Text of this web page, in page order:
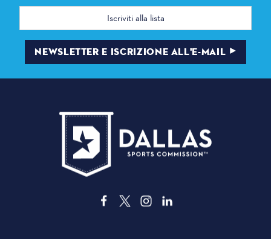
Indirizzo
mail
NEWSLETTER E ISCRIZIONE ALL'E-MAIL